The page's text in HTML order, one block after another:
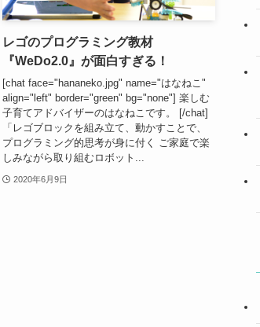
レゴのプログラミング教材
『WeDo2.0』が面白すぎる！
[chat face="hananeko.jpg" name="はなねこ"
align="left" border="green" bg="none"] 楽しむ
子育てアドバイザーのはなねこです。 [/chat]
「レゴブロックを組み立て、動かすことで、
プログラミング的思考が身に付く ご家庭で楽
しみながら取り組むロボット...
2020年6月9日